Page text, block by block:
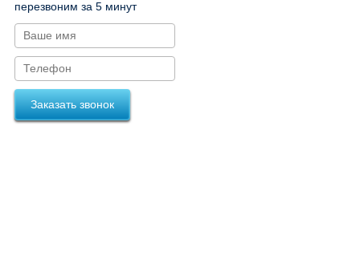
перезвоним за 5 минут
Заказать звонок